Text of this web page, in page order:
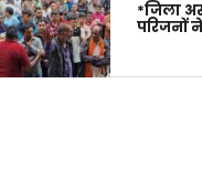
*जिला
परिजनों